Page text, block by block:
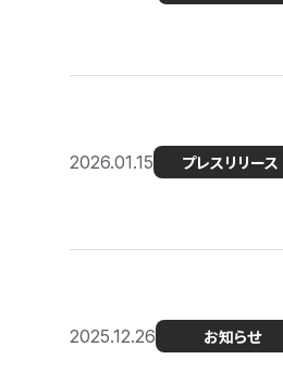
2026.01.15 プレスリリース
2025.12.26 お知らせ